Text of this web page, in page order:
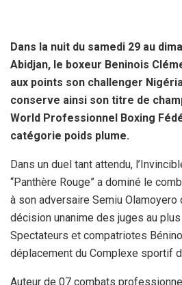
Dans la nuit du samedi 29 au
Abidjan, le boxeur Beninois
aux points son challenger
conserve ainsi son titre de
World Professionnel Boxing
catégorie poids plume.
Dans un duel tant attendu,
“Panthère Rouge” a dominé le
à son adversaire Semiu Olamoyero
décision unanime des juges au
Spectateurs et compatriotes
déplacement du Complexe sportif
Auteur de 07 combats